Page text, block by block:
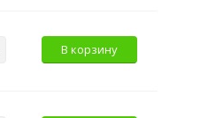
В корзину